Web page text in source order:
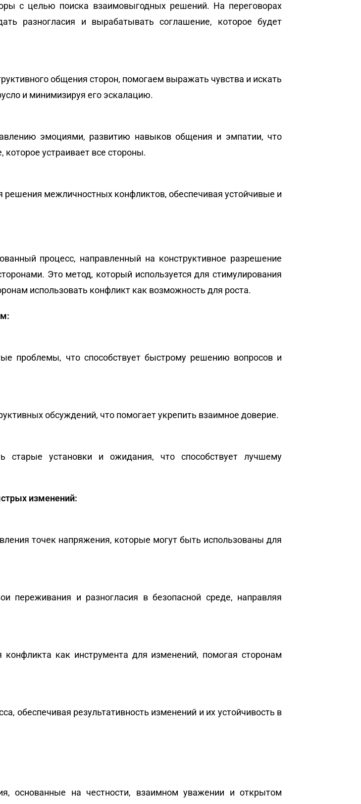
с целью поиска взаимовыгодных решений. На переговорах
разногласия и вырабатывать соглашение, которое будет
общения сторон, помогаем выражать чувства и искать
и минимизируя его эскалацию.
эмоциями, развитию навыков общения и эмпатии, что
которое устраивает все стороны.
межличностных конфликтов, обеспечивая устойчивые и
процесс, направленный на конструктивное разрешение
Это метод, который используется для стимулирования
использовать конфликт как возможность для роста.
проблемы, что способствует быстрому решению вопросов и
обсуждений, что помогает укрепить взаимное доверие.
старые установки и ожидания, что способствует лучшему
изменений:
точек напряжения, которые могут быть использованы для
переживания и разногласия в безопасной среде, направляя
как инструмента для изменений, помогая сторонам
обеспечивая результативность изменений и их устойчивость в
основанные на честности, взаимном уважении и открытом